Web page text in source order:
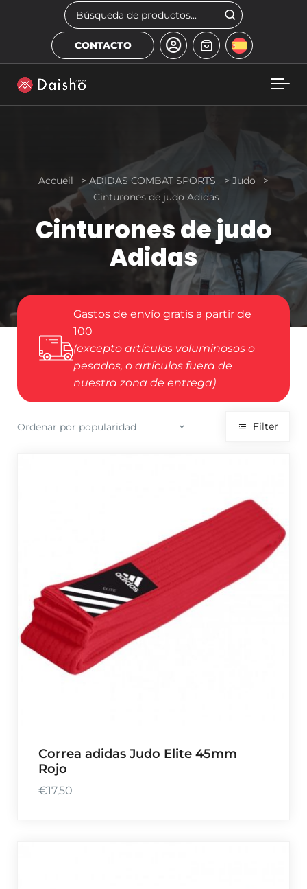
Skip to main content Buscar
CONTACTO
Cinturones de judo
Adidas
Accueil > ADIDAS COMBAT SPORTS > Judo
>
Cinturones de judo Adidas
Gastos de envío gratis a partir de
100
(excepto artículos voluminosos o
pesados, o artículos fuera de
nuestra zona de entrega)
Filter
Correa adidas Judo Elite 45mm
Rojo
€17,50